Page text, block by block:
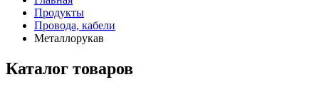
Продукты
Провода, кабели
Металлорукав
Каталог товаров